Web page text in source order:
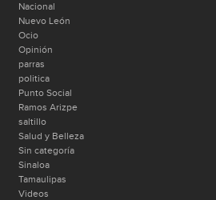
Nacional
Nuevo León
Ocio
Opinión
parras
politica
Punto Social
Ramos Arizpe
saltillo
Salud y Belleza
Sin categoría
Sinaloa
Tamaulipas
Videos